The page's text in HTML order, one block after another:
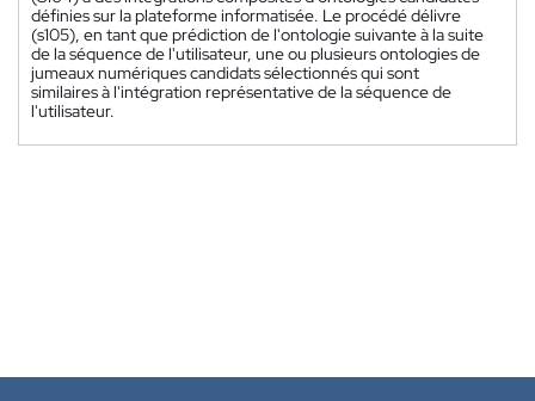
définies sur la plateforme informatisée. Le procédé délivre
(s105), en tant que prédiction de l'ontologie suivante à la suite
de la séquence de l'utilisateur, une ou plusieurs ontologies de
jumeaux numériques candidats sélectionnés qui sont
similaires à l'intégration représentative de la séquence de
l'utilisateur.